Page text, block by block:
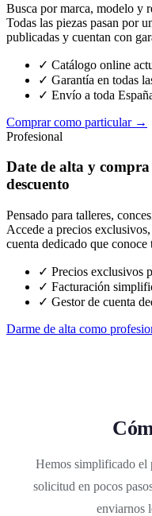
Busca por marca, modelo y
Todas las piezas pasan por
publicadas y cuentan con
✓ Catálogo online
✓ Garantía en todas
✓ Envío a toda
Comprar como particular →
Profesional
Date de alta y
descuento
Pensado para talleres,
Accede a precios
cuenta dedicado que conoce
✓ Precios exclusivos
✓ Facturación
✓ Gestor de cuenta
Darme de alta como
Hemos simplificado el
solicitud en pocos
enviarnos